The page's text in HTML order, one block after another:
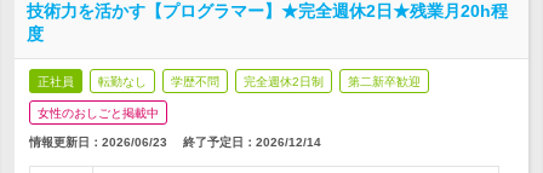
技術力を活かす【プログラマー】★完全週休2日★残業月20h程
度
正社員 転勤なし 学歴不問 完全週休2日制 第二新卒歓迎
女性のおしごと掲載中
情報更新日：2026/06/23 終了予定日： 2026/12/14